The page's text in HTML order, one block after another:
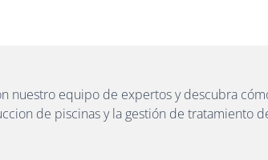
nuestro equipo de expertos y descubra
de piscinas y la gestión de tratamiento